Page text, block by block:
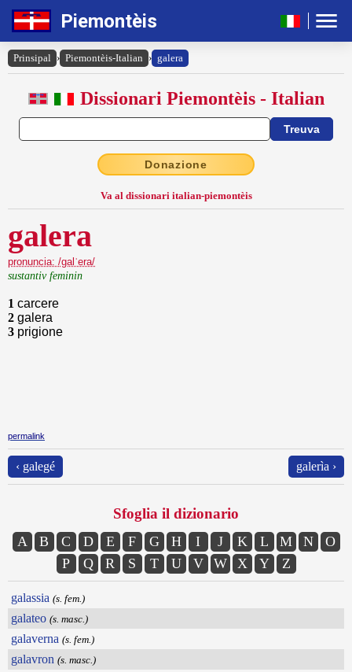
Piemontèis
Prinsipal › Piemontèis-Italian › galera
Dissionari Piemontèis - Italian
Donazione
Va al dissionari italian-piemontèis
galera
pronuncia: /galˈera/
sustantiv feminin
1 carcere
2 galera
3 prigione
permalink
‹ galegé galerìa ›
Sfoglia il dizionario
A B C D E F G H I J K L M N
O
P
Q R S T U V W X Y Z
galassia (s. fem.)
galateo (s. masc.)
galaverna (s. fem.)
galavron (s. masc.)